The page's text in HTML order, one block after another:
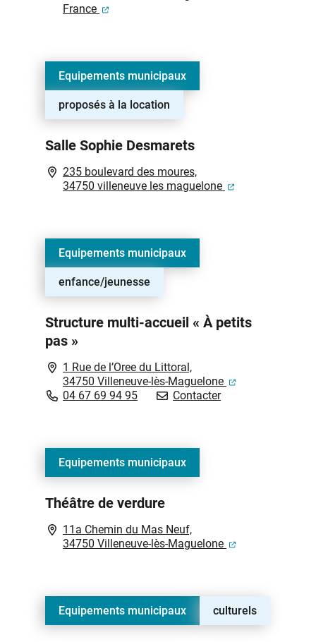
France
(ouverture dans un nouvel onglet)
Equipements municipaux
proposés à la location
Salle Sophie Desmarets
235 boulevard des moures,
34750 villeneuve les maguelone
(ouverture dans
Equipements municipaux
enfance/jeunesse
Structure multi-accueil « À petits
pas »
1 Rue de l’Oree du Littoral,
34750 Villeneuve-lès-Maguelone
(ouverture
04 67 69 94 95
ContacterStructure multi-
Equipements municipaux
Théâtre de verdure
11a Chemin du Mas Neuf,
34750 Villeneuve-lès-Maguelone
(ouverture
Equipements municipaux culturels